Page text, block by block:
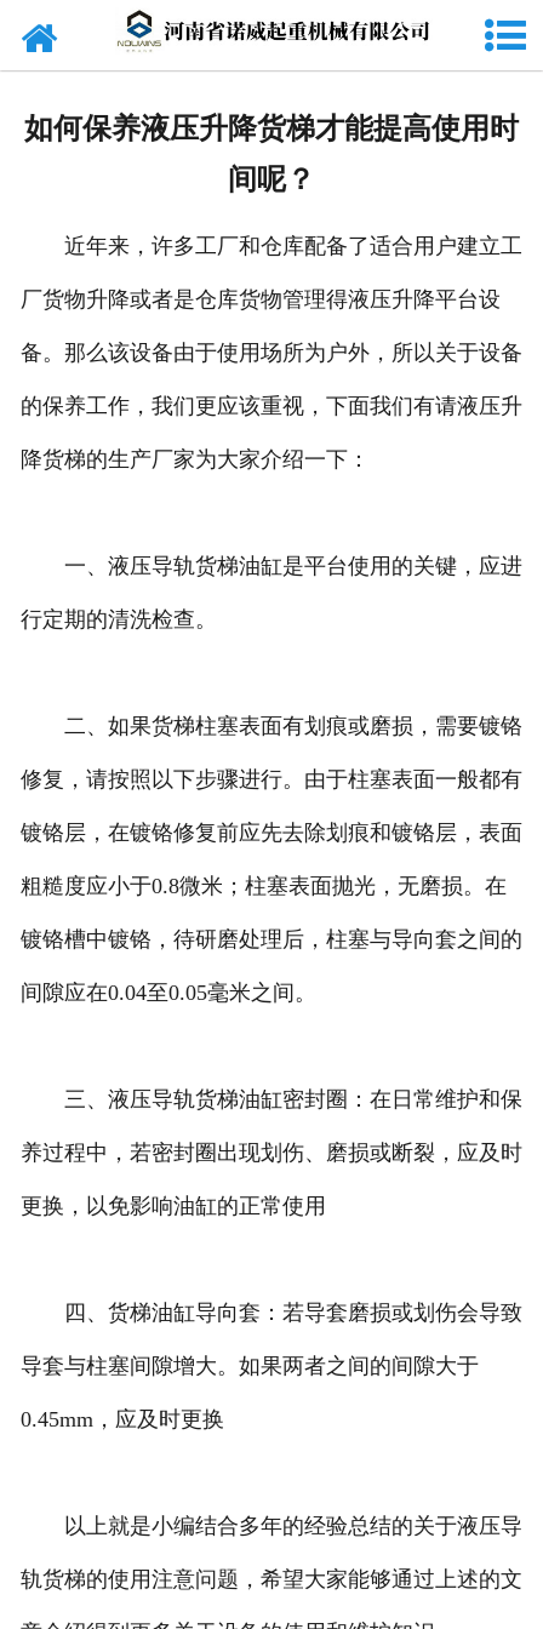
网站首页
在线留言
联系我们
如何保养液压升降货梯才能提高使用时
间呢？
近年来，许多工厂和仓库配备了适合用户建立工
厂货物升降或者是仓库货物管理得液压升降平台设
备。那么该设备由于使用场所为户外，所以关于设备
的保养工作，我们更应该重视，下面我们有请液压升
降货梯的生产厂家为大家介绍一下：
一、液压导轨货梯油缸是平台使用的关键，应进
行定期的清洗检查。
二、如果货梯柱塞表面有划痕或磨损，需要镀铬
修复，请按照以下步骤进行。由于柱塞表面一般都有
镀铬层，在镀铬修复前应先去除划痕和镀铬层，表面
粗糙度应小于0.8微米；柱塞表面抛光，无磨损。在
镀铬槽中镀铬，待研磨处理后，柱塞与导向套之间的
间隙应在0.04至0.05毫米之间。
三、液压导轨货梯油缸密封圈：在日常维护和保
养过程中，若密封圈出现划伤、磨损或断裂，应及时
更换，以免影响油缸的正常使用
四、货梯油缸导向套：若导套磨损或划伤会导致
导套与柱塞间隙增大。如果两者之间的间隙大于
0.45mm，应及时更换
以上就是小编结合多年的经验总结的关于液压导
轨货梯的使用注意问题，希望大家能够通过上述的文